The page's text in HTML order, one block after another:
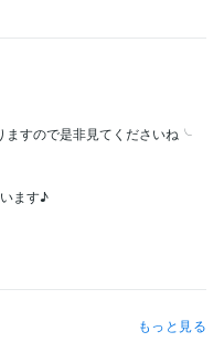
ますので是非見てくださいね╰
ます♪
毎日です
もっと見る